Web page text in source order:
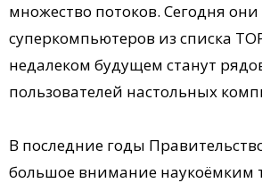
множество потоков. Сегодня
суперкомпьютеров из списка
недалеком будущем станут
пользователей настольных
В последние годы
большое внимание наукоёмким